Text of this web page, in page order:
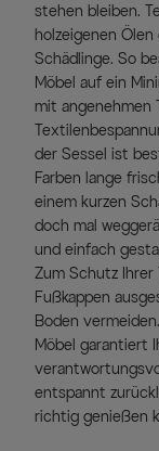
stehen bleiben.
holzeigenen
Schädlinge. So
Möbel auf ein
mit angenehmen
der Sessel ist
Farben lange
einem kurzen
doch mal
und einfach
Zum Schutz Ihrer
Fußkappen
Boden
Möbel garantiert
entspannt
richtig genießen